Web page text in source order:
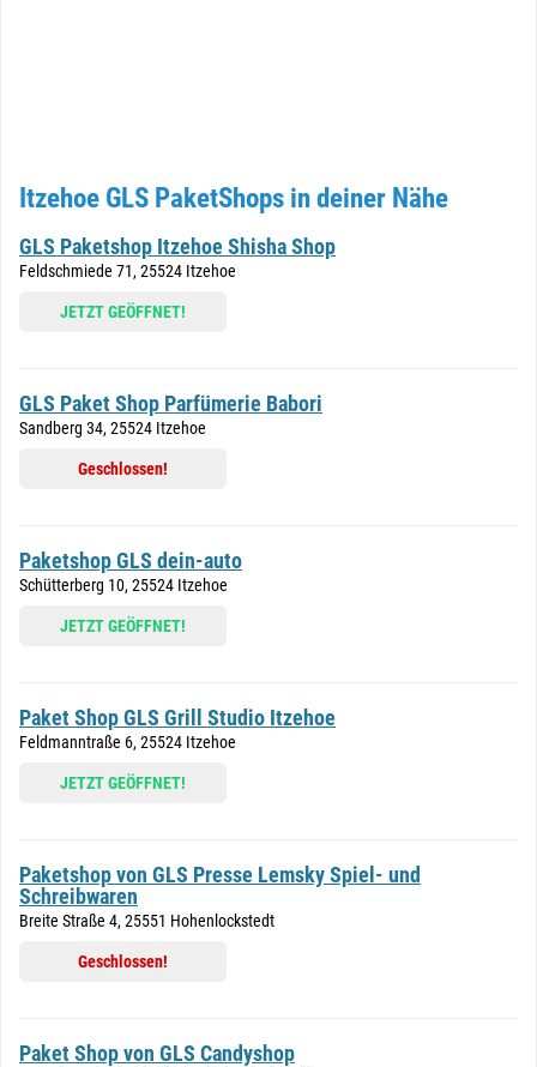
Itzehoe GLS PaketShops in deiner Nähe
GLS Paketshop Itzehoe Shisha Shop
Feldschmiede 71, 25524 Itzehoe
JETZT GEÖFFNET!
GLS Paket Shop Parfümerie Babori
Sandberg 34, 25524 Itzehoe
Geschlossen!
Paketshop GLS dein-auto
Schütterberg 10, 25524 Itzehoe
JETZT GEÖFFNET!
Paket Shop GLS Grill Studio Itzehoe
Feldmanntraße 6, 25524 Itzehoe
JETZT GEÖFFNET!
Paketshop von GLS Presse Lemsky Spiel- und
Schreibwaren
Breite Straße 4, 25551 Hohenlockstedt
Geschlossen!
Paket Shop von GLS Candyshop